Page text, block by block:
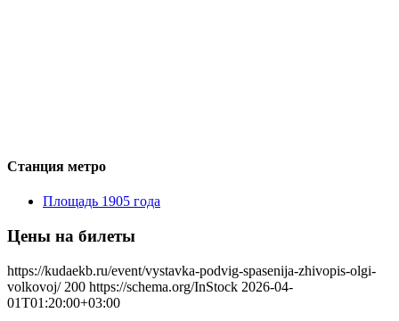
Станция метро
Площадь 1905 года
Цены на билеты
https://kudaekb.ru/event/vystavka-podvig-spasenija-zhivopis-olgi-
volkovoj/ 200 https://schema.org/InStock 2026-04-
01T01:20:00+03:00